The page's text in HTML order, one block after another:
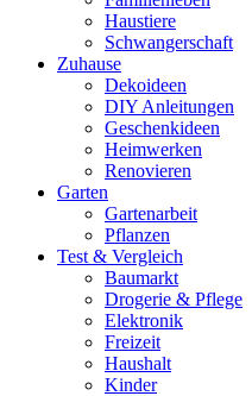
Haustiere
Schwangerschaft
Zuhause
Dekoideen
DIY Anleitungen
Geschenkideen
Heimwerken
Renovieren
Garten
Gartenarbeit
Pflanzen
Test & Vergleich
Baumarkt
Drogerie & Pflege
Elektronik
Freizeit
Haushalt
Kinder